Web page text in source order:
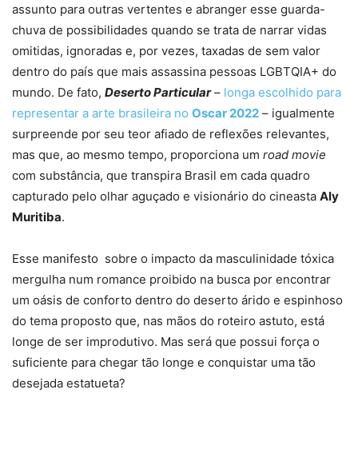
assunto para outras vertentes e abranger esse guarda-
chuva de possibilidades quando se trata de narrar vidas
omitidas, ignoradas e, por vezes, taxadas de sem valor
dentro do país que mais assassina pessoas LGBTQIA+ do
mundo. De fato, Deserto Particular– longa escolhido para
representar a arte brasileira no Oscar 2022 – igualmente
surpreende por seu teor afiado de reflexões relevantes,
mas que, ao mesmo tempo, proporciona um road movie
com substância, que transpira Brasil em cada quadro
capturado pelo olhar aguçado e visionário do cineasta Aly
Muritiba.
Esse manifesto sobre o impacto da masculinidade tóxica
mergulha num romance proibido na busca por encontrar
um oásis de conforto dentro do deserto árido e espinhoso
do tema proposto que, nas mãos do roteiro astuto, está
longe de ser improdutivo. Mas será que possui força o
suficiente para chegar tão longe e conquistar uma tão
desejada estatueta?